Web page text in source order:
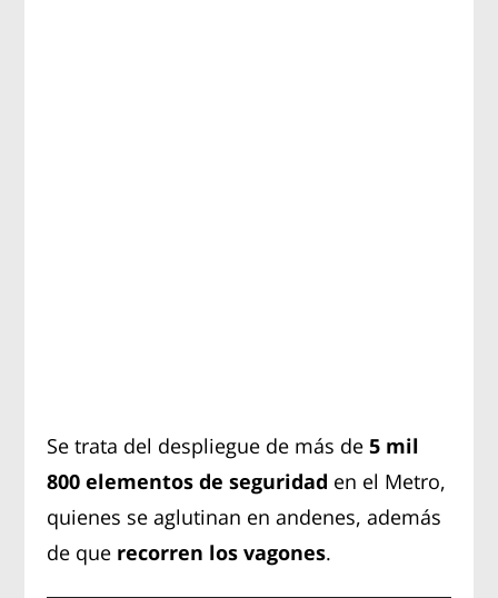
Se trata del despliegue de más de5 mil
800 elementos de seguridad en el Metro,
quienes se aglutinan en andenes, además
de que recorren los vagones.